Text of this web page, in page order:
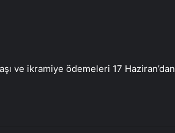
ve ikramiye ödemeleri 17 Haziran’dan